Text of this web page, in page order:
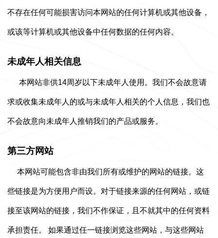
不存在任何可能损害访问本网站的任何计算机或其他设备，
或该等计算机或其他设备中任何数据的任何内容。
未成年人相关信息
本网站非供14周岁以下未成年人使用。我们不会故意请
求或收集未成年人的或与未成年人相关的个人信息，我们也
不会故意向未成年人推销我们的产品或服务。
第三方网站
本网站可能包含非由我们所有或维护的网站的链接。这
些链接是为方便用户而设。对于链接来源的任何网站，或链
接至该网站的链接，我们不作保证，且不就其中的任何资料
承担责任。 如果通过任一链接浏览这些网站，与这些网站